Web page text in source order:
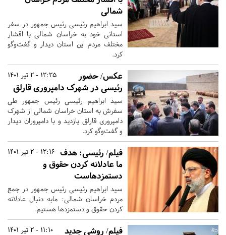
شمالی
سید ابراهیم رئیسی رئیس جمهور در سفر
استانی خود به خراسان شمالی با اقشار
مختلف مردم این استان دیدار و گفت‌وگو
کرد.
12:25 - 2 تیر 1401
عکس/ حضور
رئیسی در شهرک دامپروری قارلق
سید ابراهیم رئیسی رئیس جمهور طی
سفرش به استان خراسان شمالی از شهرک
دامپروری قارلق یازدید و با دامپروران دیدار
و گفت‌وگو کرد.
12:16 - 2 تیر 1401 فیلم/ رئیسی: هدف
ما عادلانه کردن حقوق و
دستمزدهاست
سید ابراهیم رئیسی رئیس جمهور در جمع
مردم خراسان شمالی: مابه دنبال عادلانه
کردن حقوق و دستمزدها هستیم.
11:10 - 2 تیر 1401
فیلم/ روشی جدید